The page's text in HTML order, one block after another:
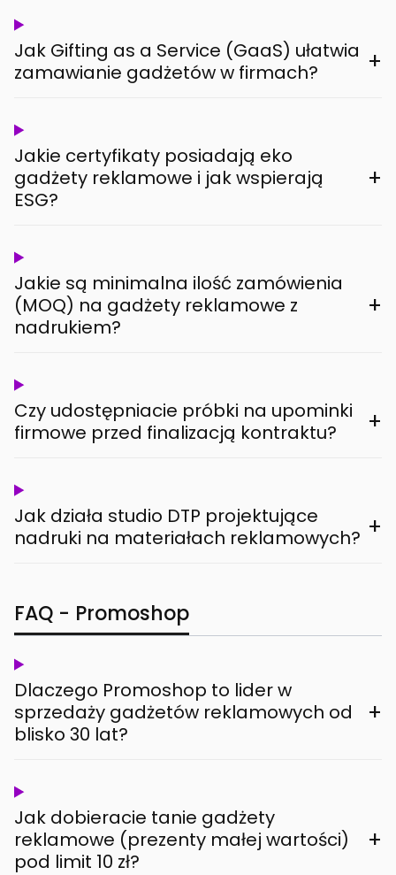
Jak Gifting as a Service (GaaS) ułatwia
zamawianie gadżetów w firmach?
+
Jakie certyfikaty posiadają eko
gadżety reklamowe i jak wspierają
ESG?
+
Jakie są minimalna ilość zamówienia
(MOQ) na gadżety reklamowe z
nadrukiem?
+
Czy udostępniacie próbki na upominki
firmowe przed finalizacją kontraktu?
+
Jak działa studio DTP projektujące
nadruki na materiałach reklamowych? +
FAQ - Promoshop
Dlaczego Promoshop to lider w
sprzedaży gadżetów reklamowych od
blisko 30 lat?
+
Jak dobieracie tanie gadżety
reklamowe (prezenty małej wartości)
pod limit 10 zł?
+